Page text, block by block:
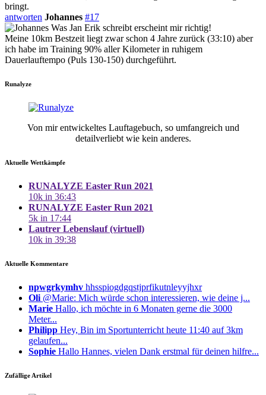
bringt.
antworten Johannes #17
Was Jan Erik schreibt erscheint mir richtig!
Meine 10km Bestzeit liegt zwar schon 4 Jahre zurück (33:10) aber
ich habe im Training 90% aller Kilometer in ruhigem
Dauerlauftempo (Puls 130-150) durchgeführt.
Runalyze
Von mir entwickeltes Lauftagebuch, so umfangreich und
detailverliebt wie kein anderes.
Aktuelle Wettkämpfe
RUNALYZE Easter Run 2021
10k in 36:43
RUNALYZE Easter Run 2021
5k in 17:44
Lautrer Lebenslauf (virtuell)
10k in 39:38
Aktuelle Kommentare
npwgrkymhv hhsspiogdgqstjprfikutnleyyjhxr
Oli @Marie: Mich würde schon interessieren, wie deine j...
Marie Hallo, ich möchte in 6 Monaten gerne die 3000
Meter...
Philipp Hey, Bin im Sportunterricht heute 11:40 auf 3km
gelaufen...
Sophie Hallo Hannes, vielen Dank erstmal für deinen hilfre...
Zufällige Artikel